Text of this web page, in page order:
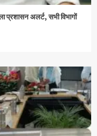
प्रशासन अलर्ट, सभी विभागों